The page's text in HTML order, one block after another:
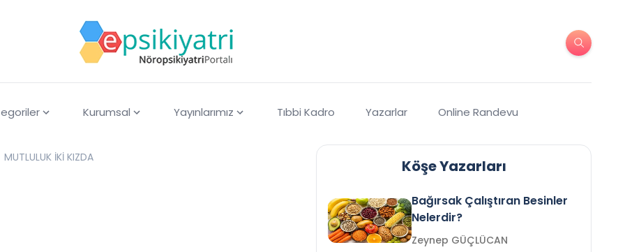
Kurumsal Yayınlarımız Tıbbi Kadro Yazarlar Online Randevu
MUTLULUK İKİ KIZDA Köşe Yazarları
Bağırsak Çalıştıran Besinler
Nelerdir?
Zeynep GÜÇLÜCAN